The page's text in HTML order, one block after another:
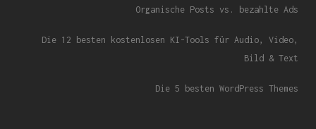
Organische Posts vs. bezahlte Ads
Die 12 besten kostenlosen KI-Tools für Audio, Video,
Bild & Text
Die 5 besten WordPress Themes